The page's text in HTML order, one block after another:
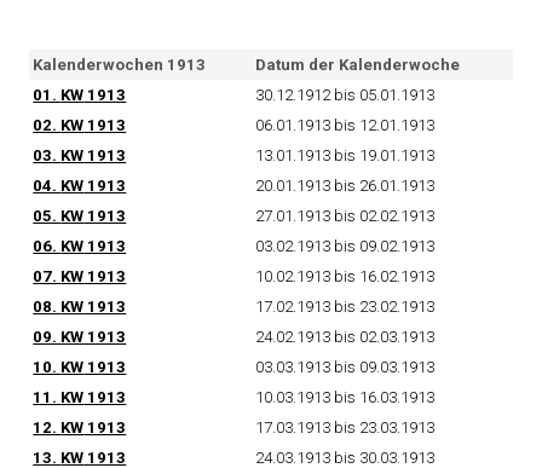
Kalenderwochen 1913
Datum der Kalenderwoche
01. KW 1913
30.12.1912 bis 05.01.1913
02. KW 1913
06.01.1913 bis 12.01.1913
03. KW 1913
13.01.1913 bis 19.01.1913
04. KW 1913
20.01.1913 bis 26.01.1913
05. KW 1913
27.01.1913 bis 02.02.1913
06. KW 1913
03.02.1913 bis 09.02.1913
07. KW 1913
10.02.1913 bis 16.02.1913
08. KW 1913
17.02.1913 bis 23.02.1913
09. KW 1913
24.02.1913 bis 02.03.1913
10. KW 1913
03.03.1913 bis 09.03.1913
11. KW 1913
10.03.1913 bis 16.03.1913
12. KW 1913
17.03.1913 bis 23.03.1913
13. KW 1913
24.03.1913 bis 30.03.1913